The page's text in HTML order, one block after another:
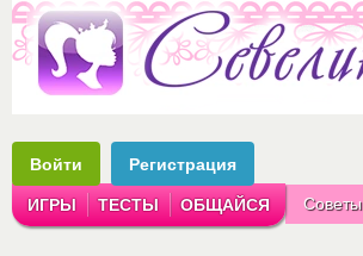
Войти Регистрация
ИГРЫ ТЕСТЫ ОБЩАЙСЯ Советы